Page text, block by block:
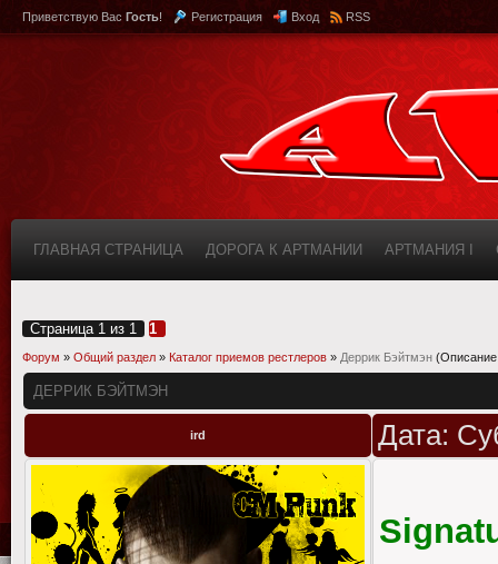
Приветствую Вас Гость! Регистрация Вход RSS
ГЛАВНАЯ СТРАНИЦА ДОРОГА К АРТМАНИИ АРТМАНИЯ I
Страница 1 из 1 1
Форум » Общий раздел » Каталог приемов рестлеров » Деррик Бэйтмэн
ДЕРРИК БЭЙТМЭН
ird Дата: